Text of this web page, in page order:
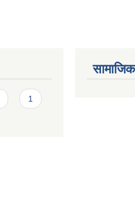
1
सामाजिक